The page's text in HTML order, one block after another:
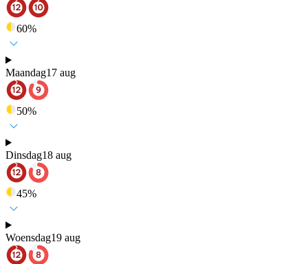
60%
Maandag17 aug
50%
Dinsdag18 aug
45%
Woensdag19 aug